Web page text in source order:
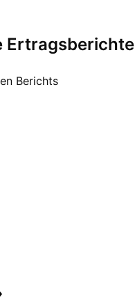
Ertragsberichte
Berichts